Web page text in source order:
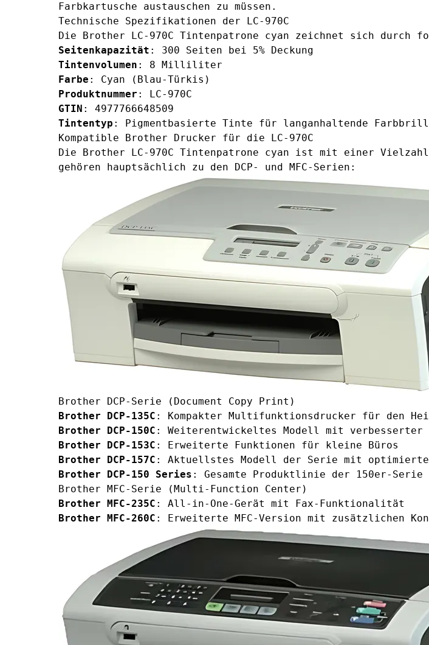
Farbkartusche austauschen zu müssen.
Technische Spezifikationen der LC-970C
Die Brother LC-970C Tintenpatrone cyan zeichnet sich durch
Seitenkapazität : 300 Seiten bei 5% Deckung
Tintenvolumen : 8 Milliliter
Farbe : Cyan (Blau-Türkis)
Produktnummer : LC-970C
GTIN : 4977766648509
Tintentyp : Pigmentbasierte Tinte für langanhaltende
Kompatible Brother Drucker für die LC-970C
Die Brother LC-970C Tintenpatrone cyan ist mit einer Vielzahl
gehören hauptsächlich zu den DCP- und MFC-Serien:
Brother DCP-Serie (Document Copy Print)
Brother DCP-135C : Kompakter Multifunktionsdrucker für den
Brother DCP-150C : Weiterentwickeltes Modell mit verbesserter
Brother DCP-153C : Erweiterte Funktionen für kleine Büros
Brother DCP-157C : Aktuellstes Modell der Serie mit
Brother DCP-150 Series : Gesamte Produktlinie der 150er-Serie
Brother MFC-Serie (Multi-Function Center)
Brother MFC-235C : All-in-One-Gerät mit Fax-Funktionalität
Brother MFC-260C : Erweiterte MFC-Version mit zusätzlichen